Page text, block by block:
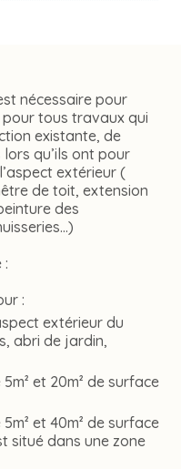
nécessaire pour
tous travaux qui
existante, de
qu’ils ont pour
extérieur (
de toit, extension
des
:
:
extérieur du
abri de jardin,
et 20m² de surface
et 40m² de surface
situé dans une zone